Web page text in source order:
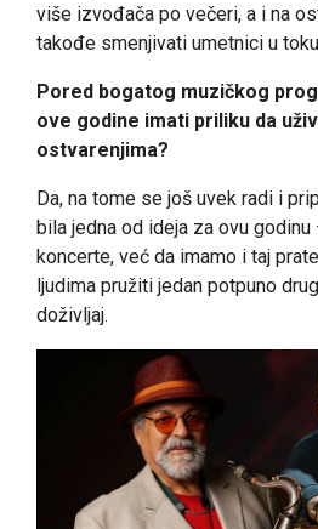
više izvođača po večeri, a i na
takođe smenjivati umetnici u
Pored bogatog muzičkog
ove godine imati priliku da
ostvarenjima?
Da, na tome se još uvek radi i
bila jedna od ideja za ovu
koncerte, već da imamo i taj
ljudima pružiti jedan potpuno
doživljaj.